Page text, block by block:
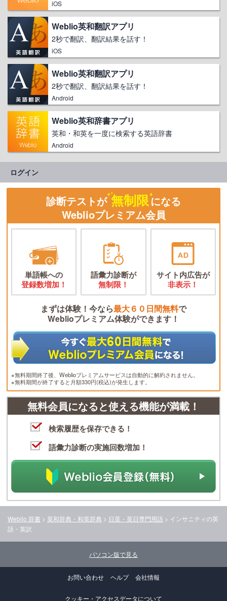
iOS
Weblio英和翻訳アプリ
2秒で翻訳、翻訳結果を話す！
iOS
Weblio英和翻訳アプリ
2秒で翻訳、翻訳結果を話す！
Android
Weblio英和辞書アプリ
英和・和英を一度に検索する英語辞書
Android
ログイン
診断テストが 無制限になる
Weblioプレミアム会員
単語帳への
登録数増加！
語彙力診断が
無制限！
サイト内広告が
非表示！
まずは体験！今なら最大６０日間無料で
Weblioプレミアム体験ができます！
※無料期間終了後、Weblioプレミアムサービスは自動的に解約されません。
※無料期間が終了すると月額330円(税込)が発生します。
無料会員になると使える機能が満載！
検索履歴を保存できる！
語彙力診断の実施回数増加！
Weblio 辞書 > 英和辞典・和英辞典 > 日英・英日専門用語 > インサニティの英
語・英訳
パソコン版で見る
お問い合わせ ヘルプ 会社情報
クッキー・アクセスデータについて